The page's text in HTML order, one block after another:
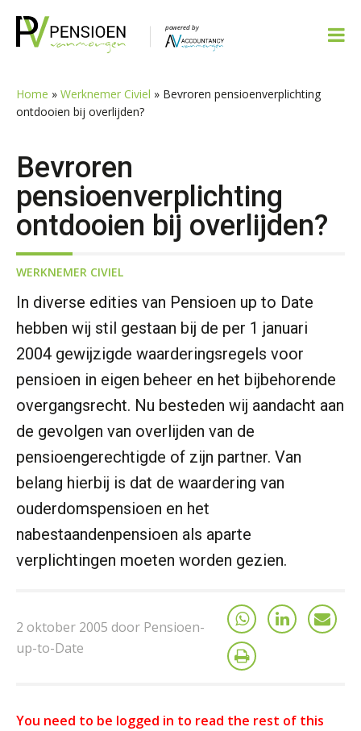
naar
naar
inhoud
naar
sidebar
naar
Home » Werknemer Civiel » Bevroren pensioenverplichting
ontdooien bij overlijden?
Bevroren
pensioenverplichting
ontdooien bij overlijden?
WERKNEMER CIVIEL
In diverse edities van Pensioen up to Date
hebben wij stil gestaan bij de per 1 januari
2004 gewijzigde waarderingsregels voor
pensioen in eigen beheer en het bijbehorende
overgangsrecht. Nu besteden wij aandacht aan
de gevolgen van overlijden van de
pensioengerechtigde of zijn partner. Van
belang hierbij is dat de waardering van
ouderdomspensioen en het
nabestaandenpensioen als aparte
verplichtingen moeten worden gezien.
2 oktober 2005 door Pensioen-
up-to-Date
You need to be logged in to read the rest of this